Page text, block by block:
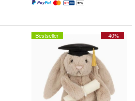
- 40%
Bestseller